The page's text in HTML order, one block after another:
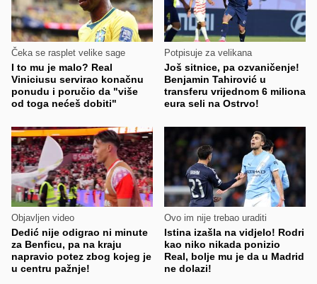
Čeka se rasplet velike sage
I to mu je malo? Real
Viniciusu servirao konačnu
ponudu i poručio da "više
od toga nećeš dobiti"
Potpisuje za velikana
Još sitnice, pa ozvaničenje!
Benjamin Tahirović u
transferu vrijednom 6 miliona
eura seli na Ostrvo!
Objavljen video
Dedić nije odigrao ni minute
za Benficu, pa na kraju
napravio potez zbog kojeg je
u centru pažnje!
Ovo im nije trebao uraditi
Istina izašla na vidjelo! Rodri
kao niko nikada ponizio
Real, bolje mu je da u Madrid
ne dolazi!